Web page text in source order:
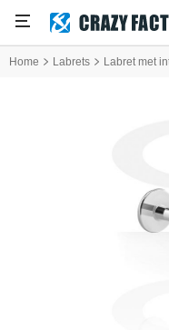
Home Labrets Labret met